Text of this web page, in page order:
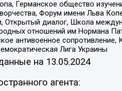
Германское общество
Форум имени Льва
диалог, Школа
отношений им Нормана
антивоенное
Лига Украины
на 13.05.2024
агента: